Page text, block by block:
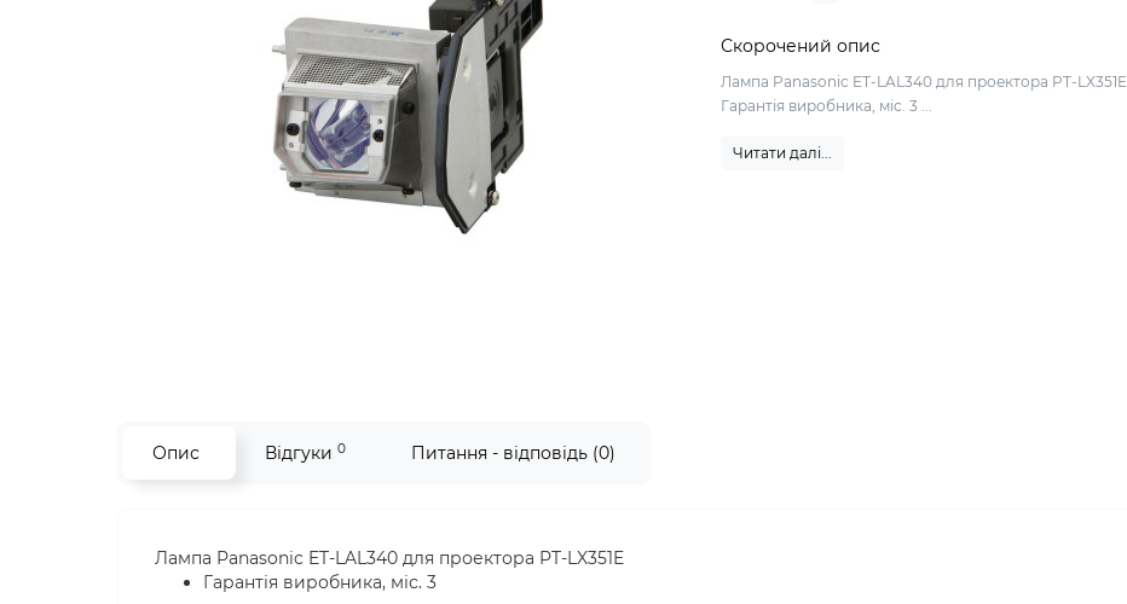
Скорочений опис
Лампа Panasonic ET-LAL340 для проектора PT-LX351E
Гарантія виробника, міс. 3 ...
Читати далі...
Опис Відгуки 0 Питання - відповідь (0)
Лампа Panasonic ET-LAL340 для проектора PT-LX351E
Гарантія виробника, міс. 3